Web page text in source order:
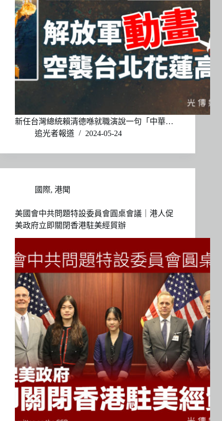
新任台灣總統賴清德喺就職演說一句「中華…
追光者報道
2024-05-24
國際, 港聞
美國會中共問題特設委員會圓桌會議｜港人促
美政府立即關閉香港駐美經貿辦